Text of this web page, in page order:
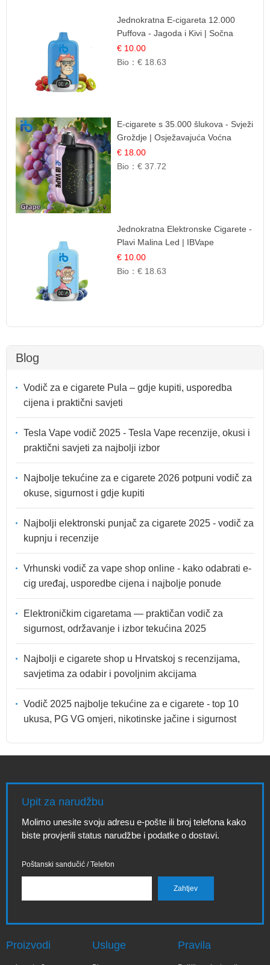
Jednokratna E-cigareta 12.000
Puffova - Jagoda i Kivi | Sočna
Voćna Kombinacija
€ 10.00
Bio：€ 18.63
E-cigarete s 35.000 šlukova - Svježi
Groždje | Osježavajuća Voćna
Aroma
€ 18.00
Bio：€ 37.72
Jednokratna Elektronske Cigarete -
Plavi Malina Led | IBVape
€ 10.00
Bio：€ 18.63
Blog
Vodič za e cigarete Pula – gdje kupiti, usporedba
cijena i praktični savjeti
Tesla Vape vodič 2025 - Tesla Vape recenzije, okusi i
praktični savjeti za najbolji izbor
Najbolje tekućine za e cigarete 2026 potpuni vodič za
okuse, sigurnost i gdje kupiti
Najbolji elektronski punjač za cigarete 2025 - vodič za
kupnju i recenzije
Vrhunski vodič za vape shop online - kako odabrati e-
cig uređaj, usporedbe cijena i najbolje ponude
Elektroničkim cigaretama — praktičan vodič za
sigurnost, održavanje i izbor tekućina 2025
Najbolji e cigarete shop u Hrvatskoj s recenzijama,
savjetima za odabir i povoljnim akcijama
Vodič 2025 najbolje tekućine za e cigarete - top 10
ukusa, PG VG omjeri, nikotinske jačine i sigurnost
Upit za narudžbu
Molimo unesite svoju adresu e-pošte ili broj telefona kako
biste provjerili status narudžbe i podatke o dostavi.
Poštanski sandučić / Telefon
Proizvodi Usluge Pravila